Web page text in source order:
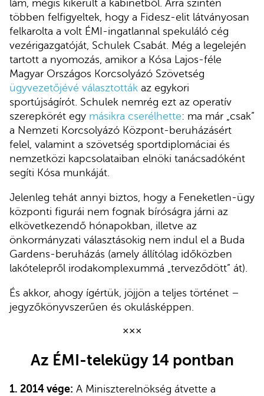
lám, mégis kikerült a kabinetből. Arra szintén
többen felfigyeltek, hogy a Fidesz-elit látványosan
felkarolta a volt ÉMI-ingatlannal spekuláló cég
vezérigazgatóját, Schulek Csabát. Még a legelején
tartott a nyomozás, amikor a Kósa Lajos-féle
Magyar Országos Korcsolyázó Szövetség
ügyvezetőjévé választották az egykori
sportújságírót. Schulek nemrég ezt az operatív
szerepkörét egy másikra cserélhette: ma már „csak”
a Nemzeti Korcsolyázó Központ-beruházásért
felel, valamint a szövetség sportdiplomáciai és
nemzetközi kapcsolataiban elnöki tanácsadóként
segíti Kósa munkáját.
Jelenleg tehát annyi biztos, hogy a Feneketlen-ügy
központi figurái nem fognak bíróságra járni az
elkövetkezendő hónapokban, illetve az
önkormányzati választásokig nem indul el a Buda
Gardens-beruházás (amely állítólag időközben
lakótelepről irodakomplexummá „terveződött” át).
És akkor, ahogy ígértük, jöjjön a teljes történet –
jegyzőkönyvszerűen és okulásképpen.
×××
Az ÉMI-telekügy 14 pontban
1. 2014 vége: A Miniszterelnökség átvette a